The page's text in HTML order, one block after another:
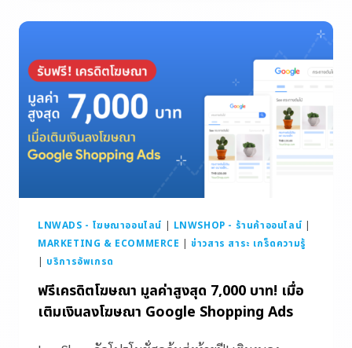
LNWADS - โฆษณาออนไลน์ | LNWSHOP - ร้านค้าออนไลน์ |
MARKETING & ECOMMERCE |ข่าวสาร สาระ เกร็ดความรู้
| บริการอัพเกรด
ฟรีเครดิตโฆษณา มูลค่าสูงสุด 7,000 บาท! เมื่อ
เติมเงินลงโฆษณา Google Shopping Ads